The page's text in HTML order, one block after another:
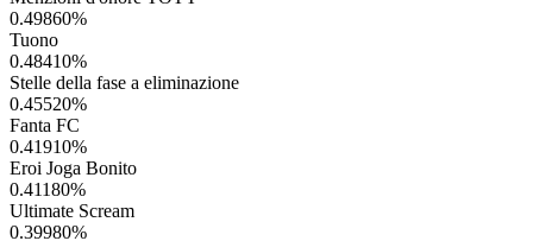
0.49860%
Tuono
0.48410%
Stelle della fase a eliminazione
0.45520%
Fanta FC
0.41910%
Eroi Joga Bonito
0.41180%
Ultimate Scream
0.39980%